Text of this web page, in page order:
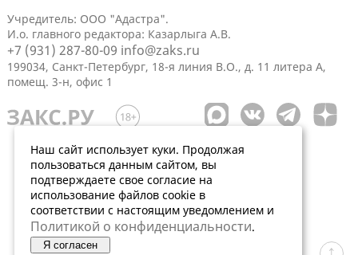
Учредитель: ООО "Адастра".
И.о. главного редактора: Казарлыга А.В.
+7 (931) 287-80-09 info@zaks.ru
199034, Санкт-Петербург, 18-я линия В.О., д. 11 литера А,
помещ. 3-н, офис 1
Наш сайт использует куки. Продолжая
пользоваться данным сайтом, вы
подтверждаете свое согласие на
использование файлов cookie в
соответствии с настоящим уведомлением и
Политикой о конфиденциальности.
Я согласен